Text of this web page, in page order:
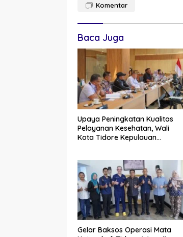
Komentar
Baca Juga
Upaya Peningkatan Kualitas
Pelayanan Kesehatan, Wali
Kota Tidore Kepulauan
Gelar Baksos Operasi Mata